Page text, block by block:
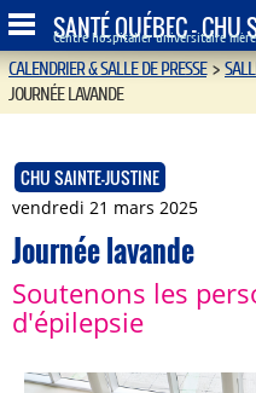
SANTÉ QUÉBEC - CHU
Centre hospitalier universitaire
CALENDRIER & SALLE DE PRESSE>
JOURNÉE LAVANDE
CHU SAINTE-JUSTINE
vendredi 21 mars 2025
Journée lavande
Soutenons les
d'épilepsie